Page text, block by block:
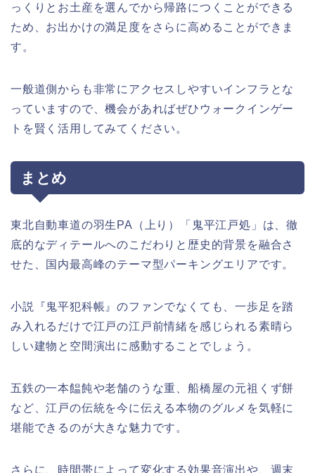
っくりとお土産を選んでから帰路につくことができる
ため、お出かけの満足度をさらに高めることができま
す。
一般道側からも非常にアクセスしやすいインフラとな
っていますので、機会があればぜひウォークインゲー
トを賢く活用してみてください。
まとめ
東北自動車道の羽生PA（上り）「鬼平江戸処」は、徹
底的なディテールへのこだわりと歴史的背景を融合さ
せた、国内最高峰のテーマ型パーキングエリアです。
小説『鬼平犯科帳』のファンでなくても、一歩足を踏
み入れるだけで江戸の江戸前情緒を感じられる素晴ら
しい建物と空間演出に感動することでしょう。
五鉄の一本饂飩や老舗のうな重、船橋屋の元祖くず餅
など、江戸の伝統を今に伝える本物のグルメを気軽に
堪能できるのが大きな魅力です。
さらに、時間帯によって変化する効果音演出や、週末